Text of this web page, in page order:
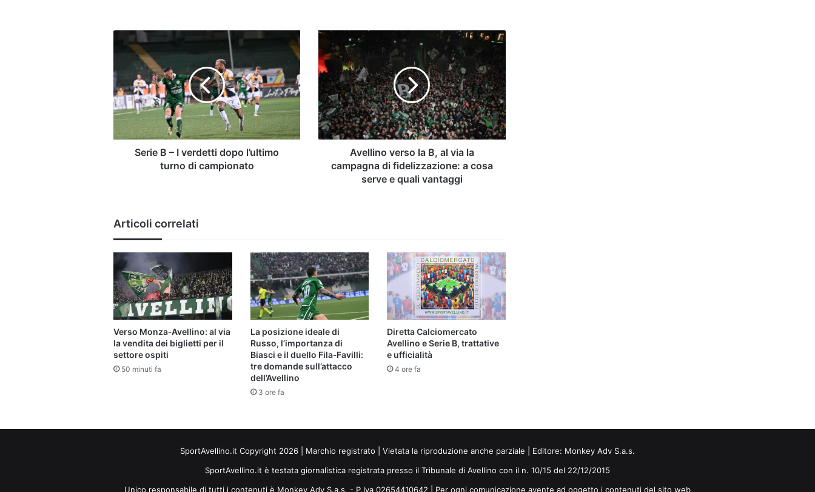
Serie
I
verdetti
dopo
l’ultimo
turno
di
campionato
Serie B – I verdetti dopo l’ultimo
turno di campionato
Avellino
verso
la
B,
via
la
campagna
di
fidelizzazione:Avellino verso la B, al via la
campagna di fidelizzazione: a cosa
serve e quali vantaggi
Articoli correlati
Verso Monza‑Avellino: al via
la vendita dei biglietti per il
settore ospiti
50 minuti fa
La posizione ideale di
Russo, l’importanza di
Biasci e il duello Fila‑Favilli:
tre domande sull’attacco
dell’Avellino
3 ore fa
Diretta Calciomercato
Avellino e Serie B, trattative
e ufficialità
4 ore fa
SportAvellino.it Copyright 2026 | Marchio registrato | Vietata la riproduzione anche parziale | Editore: Monkey Adv S.a.s.
SportAvellino.it è testata giornalistica registrata presso il Tribunale di Avellino con il n. 10/15 del 22/12/2015
Unico responsabile di tutti i contenuti è Monkey Adv S.a.s. - P.Iva 02654410642 | Per ogni comunicazione avente ad oggetto i contenuti del sito web